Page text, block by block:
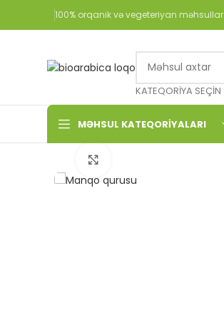
100% orqanik və vegeteriyan məhsullar
KATEQORIYA SEÇIN
MƏHSUL KATEQORIYALARI